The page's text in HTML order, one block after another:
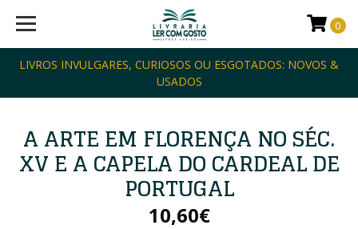
LIVROS INVULGARES, CURIOSOS OU ESGOTADOS: NOVOS &
USADOS
0
A ARTE EM FLORENÇA NO SÉC.
XV E A CAPELA DO CARDEAL DE
PORTUGAL
10,60€